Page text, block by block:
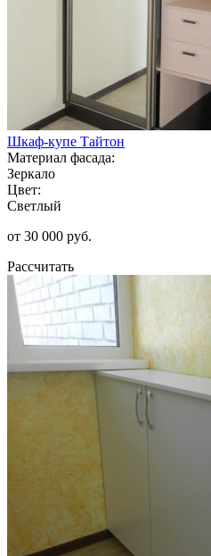
Шкаф-купе Тайтон
Материал фасада:
Зеркало
Цвет:
Светлый
от 30 000 руб.
Рассчитать